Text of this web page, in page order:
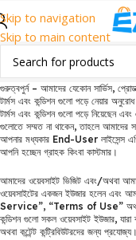
Skip to navigation
Skip to main content
গুরুত্বপুর্ন – আমাদের যেকোন সার্ভিস,
টার্মস এবং কন্ডিশন গুলো পড়ে নেয়ার
টার্মস এবং কন্ডিশন গুলো পড়ে নিয়েছেন
গুলোতে সম্মত না থাকেন, তাহলে আমাদের
আপনার মধ্যকার End-User লাইসেন্স
আপনি হচ্ছেন গ্রাহক কিংবা কাস্টমার।
আমাদের ওয়েবসাইট ভিজিট এবং/অথবা
ওয়েবসাইটের একজন ইউজার হলেন এবং
Service”, “Terms of Use” অথবা
কন্ডিশন গুলো সকল ওয়েবসাইট ইউজার, যারা
অথবা কন্টেন্ট কন্ট্রিবিউটরদের জন্য প্রযোজ্য।